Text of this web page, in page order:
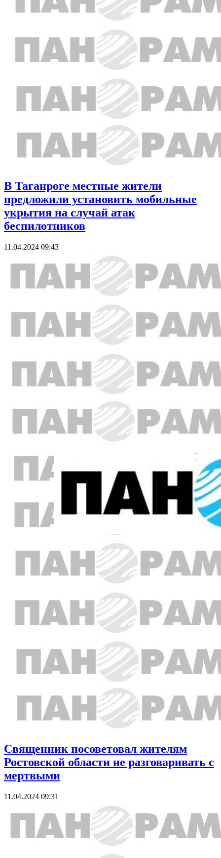
В Таганроге местные жители
предложили установить мобильные
укрытия на случай атак
беспилотников
11.04.2024 09:43
Священник посоветовал жителям
Ростовской области не разговаривать с
мертвыми
11.04.2024 09:31